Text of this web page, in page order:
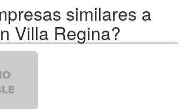
similares a
Villa Regina?